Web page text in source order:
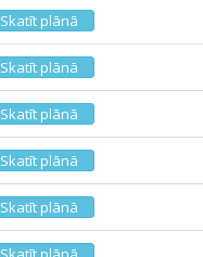
Skatīt plānā
Skatīt plānā
Skatīt plānā
Skatīt plānā
Skatīt plānā